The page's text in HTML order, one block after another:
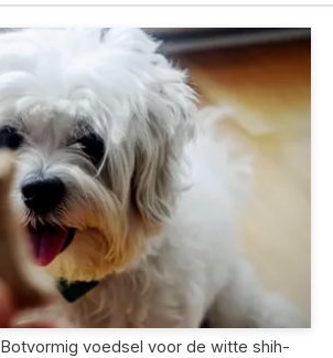
Botvormig voedsel voor de witte shih-